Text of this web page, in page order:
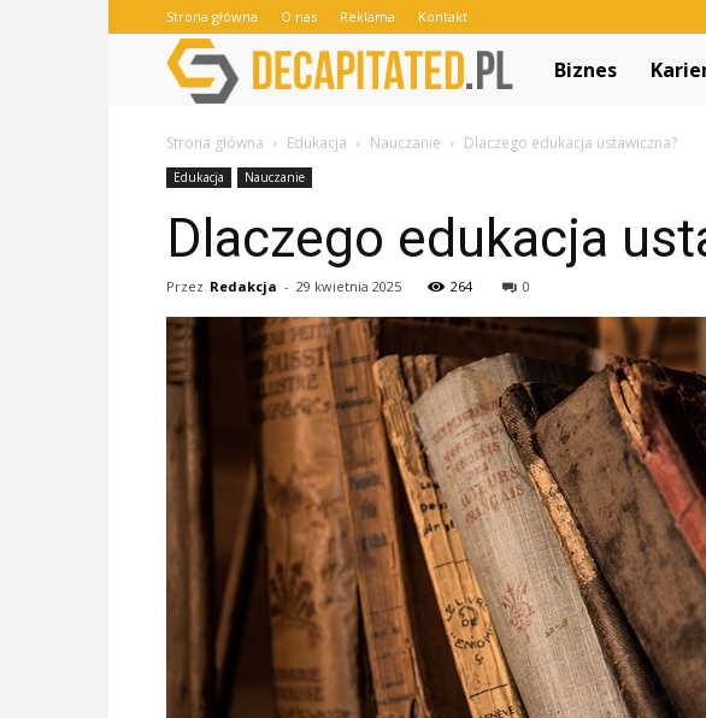
Strona główna O nas Reklama Kontakt
Decapitated.pl
Biznes
Strona główna Edukacja Nauczanie Dlaczego edukacja ustawiczna?
Edukacja Nauczanie
Dlaczego edukacja
Przez Redakcja - 29 kwietnia 2025 264 0